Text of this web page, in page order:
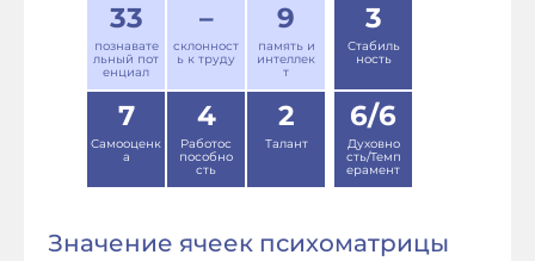
33
познавате
льный пот
енциал
–
склонност
ь к труду
9
память и
интеллек
т
3
Стабиль
ность
7
Самооценк
а
4
Работос
пособно
сть
2
Талант
6/6
Духовно
сть/Темп
ерамент
Значение ячеек психоматрицы